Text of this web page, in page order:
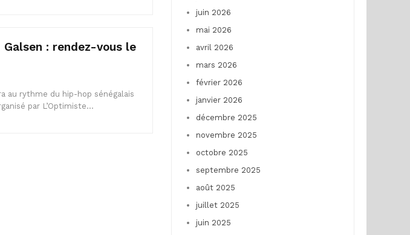
: rendez-vous le
au rythme du hip-hop sénégalais
par L’Optimiste…
juin 2026
mai 2026
avril 2026
mars 2026
février 2026
janvier 2026
décembre 2025
novembre 2025
octobre 2025
septembre 2025
août 2025
juillet 2025
juin 2025